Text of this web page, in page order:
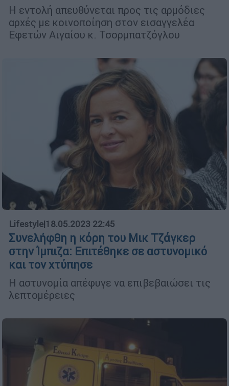
Η εντολή απευθύνεται προς τις αρμόδιες
αρχές με κοινοποίηση στον εισαγγελέα
Εφετών Αιγαίου κ. Τσορμπατζόγλου
Lifestyle|18.05.2023 22:45
Συνελήφθη η κόρη του Μικ Τζάγκερ
στην Ίμπιζα: Επιτέθηκε σε αστυνομικό
και τον χτύπησε
Η αστυνομία απέφυγε να επιβεβαιώσει τις
λεπτομέρειες